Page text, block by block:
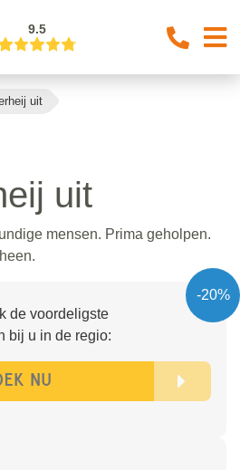
9.5
uit
uit
mensen. Prima geholpen.
-20%
de voordeligste
bij u in de regio: